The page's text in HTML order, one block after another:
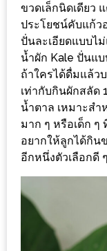
HUAWEI
G7
PLUS
สมา
ร์ท
โฟน
ที่
เอาใจ
ขา
ขวดเล็กนิดเดียว
ประโยชน์คับแก้ว
ปั่นละเอียดแบบไ
น้ำผัก Kale ปั่นแ
ถ้าใครได้ดื่มแล้ว
เท่ากับกินผักสลัด
น้ำตาล เหมาะส
มาก ๆ หรือเด็ก
อยากให้ลูกได้กิน
อีกหนึ่งตัวเลือกดี